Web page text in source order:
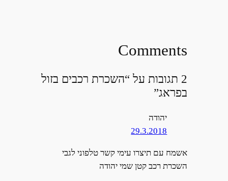
Comments
2 תגובות על “השכרת רכבים בזול
בפראג”
יהודה
29.3.2018
אשמח עם תיצרו עימי קשר טלפוני לגבי
השכרת רכב קטן שמי יהודה